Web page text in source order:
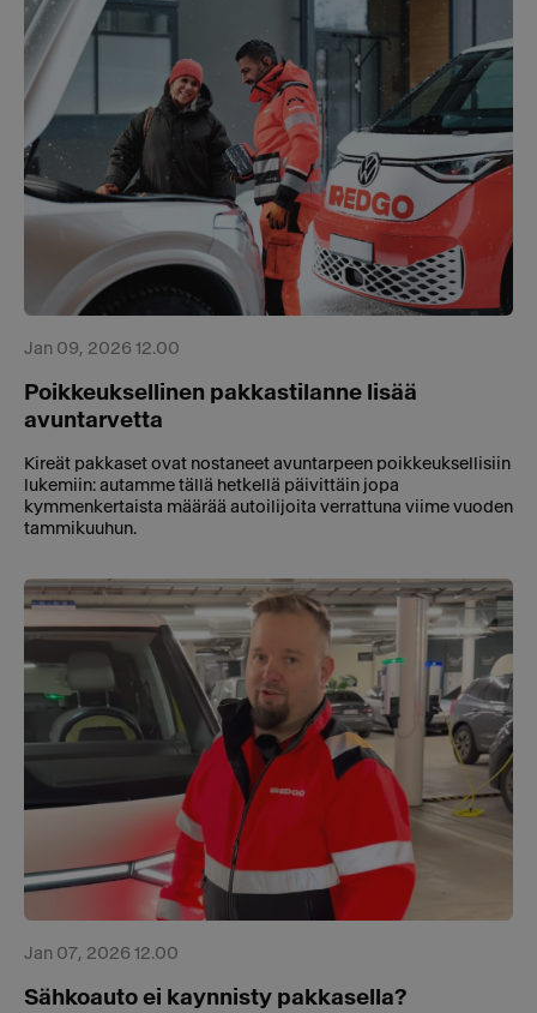
Jan 09, 2026 12.00
Poikkeuksellinen pakkastilanne lisää
avuntarvetta
Kireät pakkaset ovat nostaneet avuntarpeen poikkeuksellisiin
lukemiin: autamme tällä hetkellä päivittäin jopa
kymmenkertaista määrää autoilijoita verrattuna viime vuoden
tammikuuhun.
Jan 07, 2026 12.00
Sähkoauto ei kaynnisty pakkasella?